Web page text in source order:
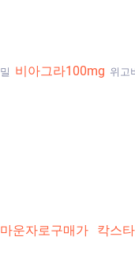
비아그라100mg 위고
마운자로구매가
칵스타